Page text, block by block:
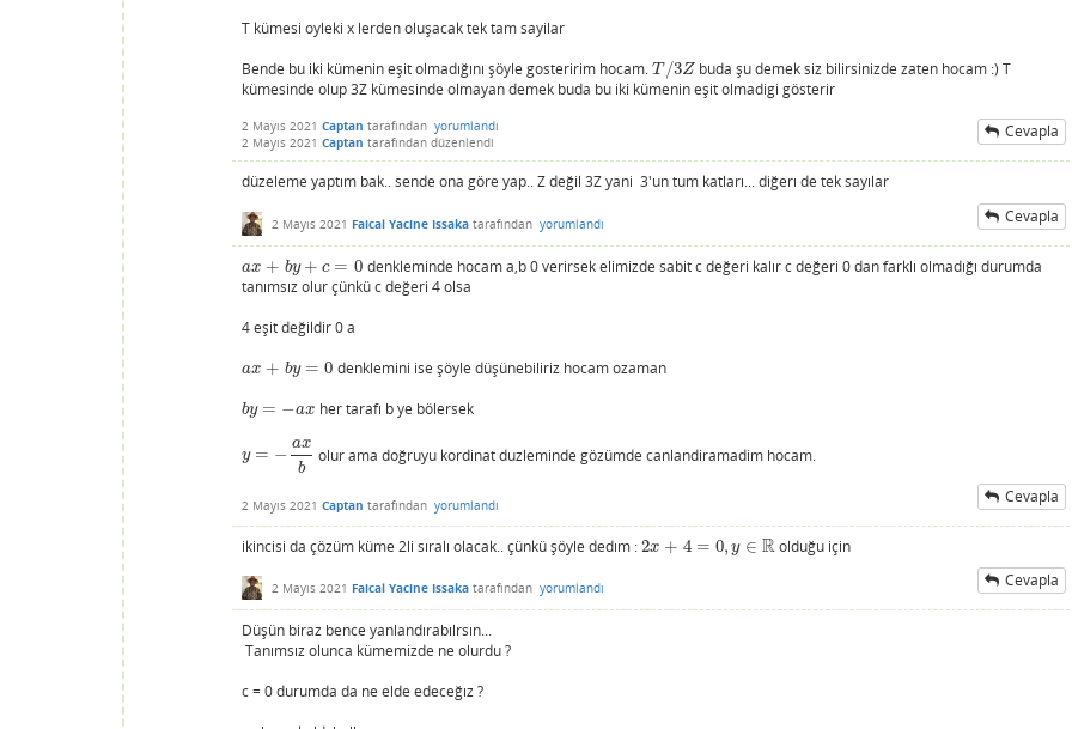
T kümesi oyleki x lerden oluşacak tek tam sayilar
Bende bu iki kümenin eşit olmadığını şöyle gosteririm hocam. T/3Z
T/3Z
buda şu demek siz bilirsinizde zaten hocam :) T
kümesinde olup 3Z kümesinde olmayan demek buda bu iki kümenin eşit olmadigi gösterir
2 Mayıs 2021 Captan tarafından yorumlandı
2 Mayıs 2021 Captan tarafından düzenlendi
Cevapla
düzeleme yaptım bak.. sende ona göre yap.. Z değil 3Z yani 3'un tum katları... diğerı de tek sayılar
2 Mayıs 2021 Faical Yacine Issaka tarafından yorumlandı Cevapla
ax + by + c = 0
ax+ by +c=0
denkleminde hocam a,b 0 verirsek elimizde sabit c değeri kalır c değeri 0 dan farklı olmadığı durumda
tanımsız olur çünkü c değeri 4 olsa
4 eşit değildir 0 a
ax + by = 0
ax+ by =0 denklemini ise şöyle düşünebiliriz hocam ozaman
by = −ax
by=−a x her tarafı b ye bölersek
y = −
ax
b
y=−a xb olur ama doğruyu kordinat duzleminde gözümde canlandiramadim hocam.
2 Mayıs 2021 Captan tarafından yorumlandı Cevapla
ikincisi da çözüm küme 2li sıralı olacak.. çünkü şöyle dedım :2x + 4 = 0, y ∈ R
2x+ 4= 0, y∈ R olduğu için
2 Mayıs 2021 Faical Yacine Issaka tarafından yorumlandı Cevapla
Düşün biraz bence yanlandırabılrsın...
Tanımsız olunca kümemizde ne olurdu ?
c = 0 durumda da ne elde edeceğız ?